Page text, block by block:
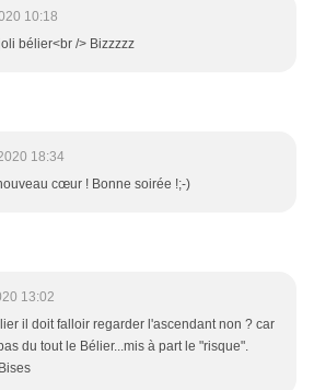
10:18
bélier<br /> Bizzzzz
18:34
cœur ! Bonne soirée !;-)
13:02
il doit falloir regarder l'ascendant non ? car
du tout le Bélier...mis à part le "risque".